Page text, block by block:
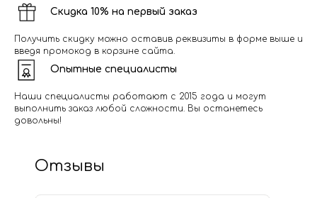
Скидка 10% на первый заказ
Получить скидку можно оставив реквизиты в форме выше и
введя промокод в корзине сайта.
Опытные специалисты
Наши специалисты работают с 2015 года и могут
выполнить заказ любой сложности. Вы останетесь
довольны!
Отзывы